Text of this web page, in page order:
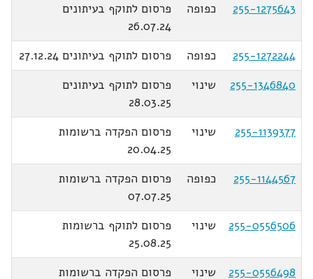
255-1275643
כפופה
פרסום לתוקף בעיתונים
26.07.24
255-1272244
כפופה
פרסום לתוקף בעיתונים 27.12.24
255-1346840
שינוי
פרסום לתוקף בעיתונים
28.03.25
255-1139377
שינוי
פרסום הפקדה ברשומות
20.04.25
255-1144567
כפופה
פרסום הפקדה ברשומות
07.07.25
255-0556506
שינוי
פרסום לתוקף ברשומות
25.08.25
255-0556498
שינוי
פרסום הפקדה ברשומות